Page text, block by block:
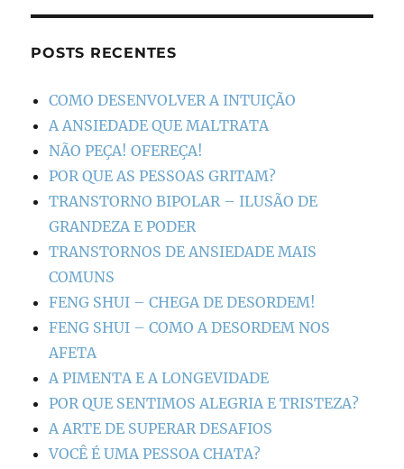
POSTS RECENTES
COMO DESENVOLVER A INTUIÇÃO
A ANSIEDADE QUE MALTRATA
NÃO PEÇA! OFEREÇA!
POR QUE AS PESSOAS GRITAM?
TRANSTORNO BIPOLAR – ILUSÃO DE
GRANDEZA E PODER
TRANSTORNOS DE ANSIEDADE MAIS
COMUNS
FENG SHUI – CHEGA DE DESORDEM!
FENG SHUI – COMO A DESORDEM NOS
AFETA
A PIMENTA E A LONGEVIDADE
POR QUE SENTIMOS ALEGRIA E TRISTEZA?
A ARTE DE SUPERAR DESAFIOS
VOCÊ É UMA PESSOA CHATA?